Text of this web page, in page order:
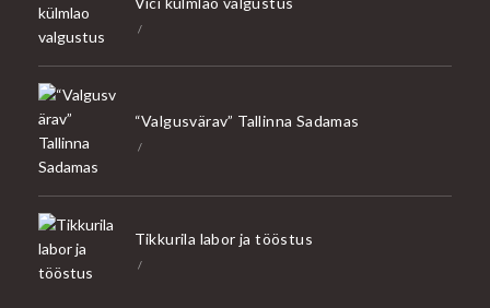
/
“Valgusvärav” Tallinna Sadamas
/
Tikkurila labor ja tööstus
/